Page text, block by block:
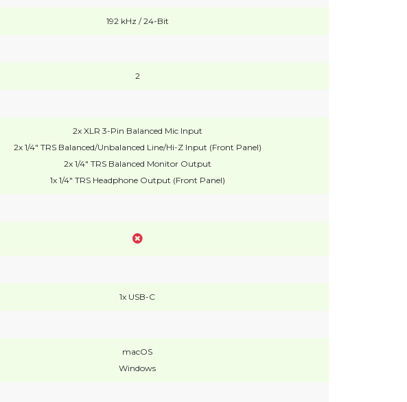
192 kHz / 24-Bit
2
2x XLR 3-Pin Balanced Mic Input
2x 1/4" TRS Balanced/Unbalanced Line/Hi-Z Input (Front Panel)
2x 1/4" TRS Balanced Monitor Output
1x 1/4" TRS Headphone Output (Front Panel)
1x USB-C
macOS
Windows